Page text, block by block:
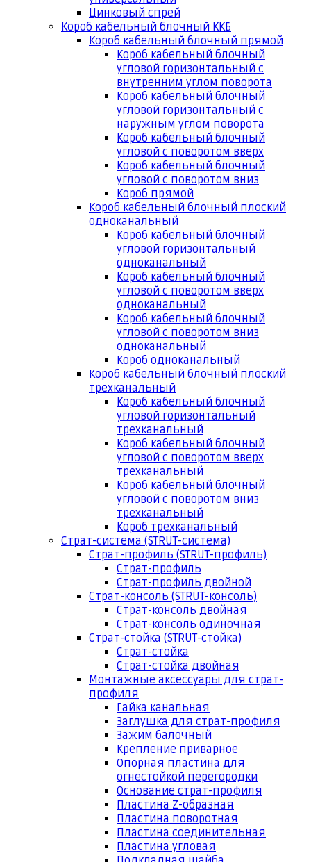
Цинковый спрей
Короб кабельный блочный ККБ
Короб кабельный блочный прямой
Короб кабельный блочный
угловой горизонтальный с
внутренним углом поворота
Короб кабельный блочный
угловой горизонтальный с
наружным углом поворота
Короб кабельный блочный
угловой с поворотом вверх
Короб кабельный блочный
угловой с поворотом вниз
Короб прямой
Короб кабельный блочный плоский
одноканальный
Короб кабельный блочный
угловой горизонтальный
одноканальный
Короб кабельный блочный
угловой с поворотом вверх
одноканальный
Короб кабельный блочный
угловой с поворотом вниз
одноканальный
Короб одноканальный
Короб кабельный блочный плоский
трехканальный
Короб кабельный блочный
угловой горизонтальный
трехканальный
Короб кабельный блочный
угловой с поворотом вверх
трехканальный
Короб кабельный блочный
угловой с поворотом вниз
трехканальный
Короб трехканальный
Страт-система (STRUT-система)
Страт-профиль (STRUT-профиль)
Страт-профиль
Страт-профиль двойной
Страт-консоль (STRUT-консоль)
Страт-консоль двойная
Страт-консоль одиночная
Страт-стойка (STRUT-стойка)
Страт-стойка
Страт-стойка двойная
Монтажные аксессуары для страт-
профиля
Гайка канальная
Заглушка для страт-профиля
Зажим балочный
Крепление приварное
Опорная пластина для
огнестойкой перегородки
Основание страт-профиля
Пластина Z-образная
Пластина поворотная
Пластина соединительная
Пластина угловая